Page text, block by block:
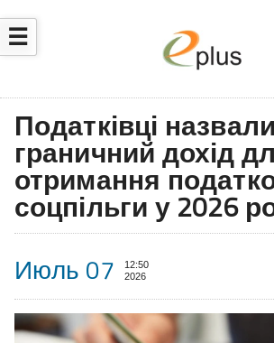
☰
Податківці назвали
граничний дохід
отримання
соцпільги у 2026
Июль 07
12:50
2026